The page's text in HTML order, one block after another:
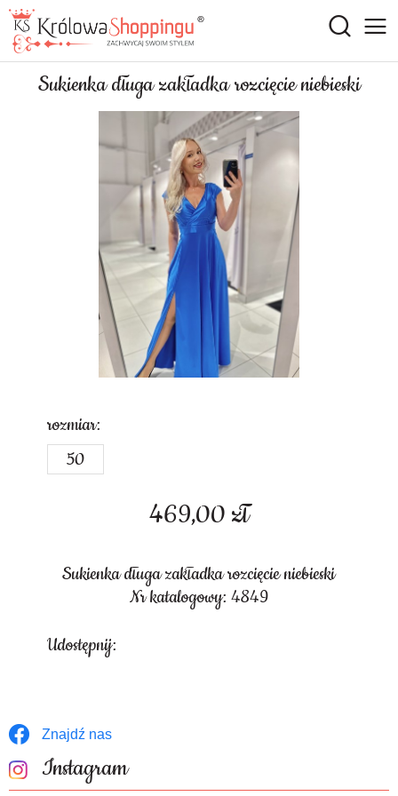
Sukienka długa zakładka rozcięcie niebieski
469,00 zł
rozmiar:
50
Sukienka długa zakładka rozcięcie niebieski
Nr katalogowy: 4849
Udostępnij:
Znajdź nas
Instagram